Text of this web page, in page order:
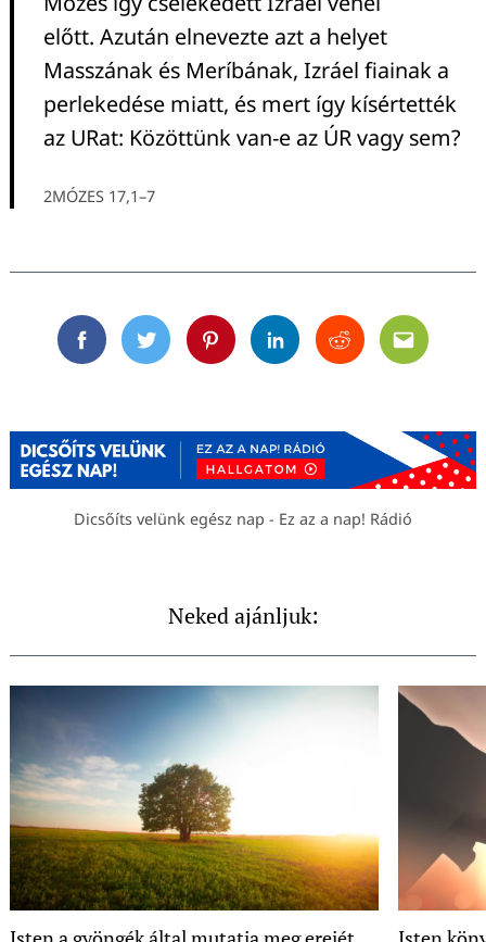
előtt. Azután elnevezte azt a helyet
Masszának és Meríbának, Izráel fiainak a
perlekedése miatt, és mert így kísértették
az URat: Közöttünk van-e az ÚR vagy sem?
2MÓZES 17,1–7
FacebookTwitterPinterestLinkedinRedditEmail
Dicsőíts velünk egész nap - Ez az a nap! Rádió
Neked ajánljuk: